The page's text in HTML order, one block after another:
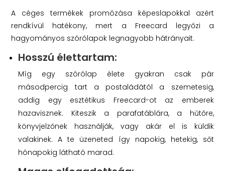
A céges termékek promózása képeslapokkal azért
rendkívül hatékony, mert a Freecard legyőzi a
hagyományos szórólapok legnagyobb hátrányait.
Hosszú élettartam:
Míg egy szórólap élete gyakran csak pár
másodpercig tart a postaládától a szemetesig,
addig egy esztétikus Freecard-ot az emberek
hazavisznek. Kiteszik a parafatáblára, a hűtőre,
könyvjelzőnek használják, vagy akár el is küldik
valakinek. A te üzeneted így napokig, hetekig, sőt
hónapokig látható marad.